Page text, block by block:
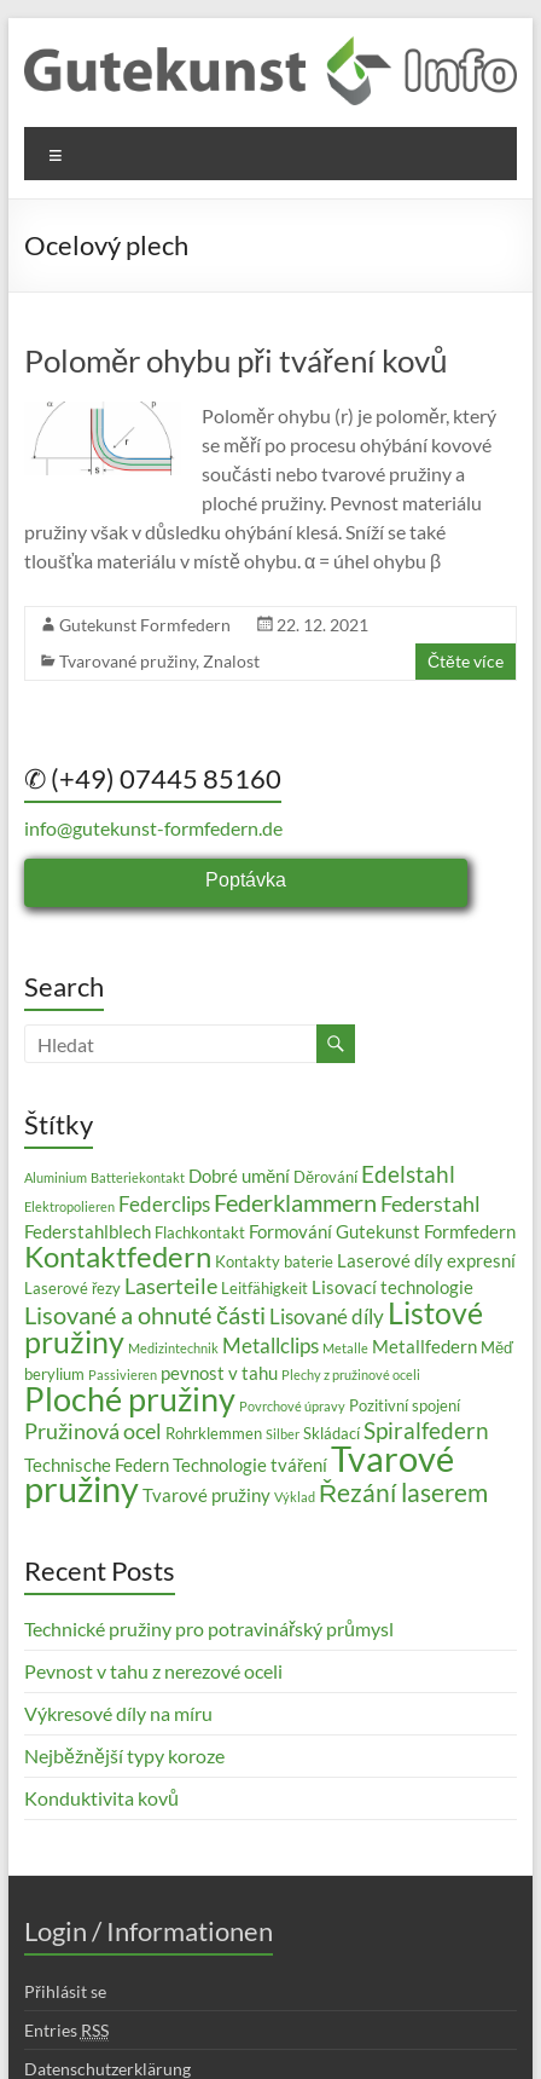
content
Gutekunst
Formfedern
GmbH
Informationen
Flachmaterial
Ocelový plech
Poloměr ohybu při tváření kovů
Poloměr ohybu (r) je poloměr, který
se měří po procesu ohýbání kovové
součásti nebo tvarové pružiny a
ploché pružiny. Pevnost materiálu
pružiny však v důsledku ohýbání klesá. Sníží se také
tloušťka materiálu v místě ohybu. α = úhel ohybu β
Gutekunst Formfedern
22. 12. 2021
Tvarované pružiny, Znalost Čtěte více
✆ (+49) 07445 85160
info@gutekunst-formfedern.de
Poptávka
Search
Štítky
Aluminium Batteriekontakt Dobré umění Děrování Edelstahl
Elektropolieren Federclips Federklammern Federstahl
Federstahlblech Flachkontakt FormováníGutekunst Formfedern
Kontaktfedern Kontakty baterie Laserové díly expresní
Laserové řezy Laserteile Leitfähigkeit Lisovací technologie
Lisované a ohnuté části Lisované díly Listové
pružiny Medizintechnik Metallclips Metalle Metallfedern Měď
berylium Passivieren pevnost v tahu Plechy z pružinové oceli
Ploché pružiny Povrchové úpravy Pozitivní spojení
Pružinová ocel Rohrklemmen Silber Skládací Spiralfedern
Technische FedernTechnologie tvářeníTvarové
pružinyTvarové pružiny Výklad Řezání laserem
Recent Posts
Technické pružiny pro potravinářský průmysl
Pevnost v tahu z nerezové oceli
Výkresové díly na míru
Nejběžnější typy koroze
Konduktivita kovů
Login / Informationen
Přihlásit se
Entries RSS
Datenschutzerklärung